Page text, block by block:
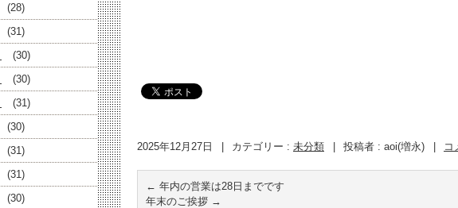
2025年12月27日 カテゴリー : 未分類 投稿者 : aoi(増永) コ
← 年内の営業は28日までです
年末のご挨拶 →
(28)
(31)
(30)
(30)
(31)
(30)
(31)
(31)
(30)